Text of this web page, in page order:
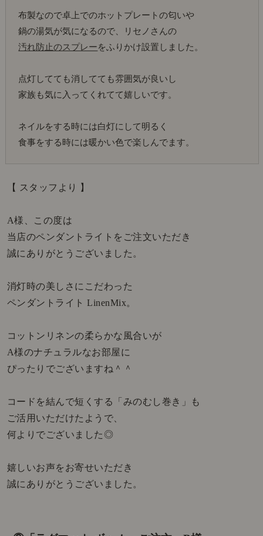
布製なので卓上でのホットプレートの匂いや
鍋の湯気が気になるので、リセノさんの
汚れ防止のスプレーをふりかけ設置しました。
点灯してても消してても雰囲気が良いし
家族も気に入ってくれてて嬉しいです。
ネイルをする時には白灯にして明るく
食事をする時には暖かい色で楽しんでます。
【 スタッフより 】
A様、この度は
当店のペンダントライトをご注文いただき
誠にありがとうございました。
消灯時の美しさにこだわった
ペンダントライト LinenMix。
コットンリネンの柔らかな風合いが
A様のナチュラルなお部屋に
ぴったりでございますね＾＾
コードを結んで短くする「みのむし巻き」も
ご活用いただけたようで、
何よりでございました◎
嬉しいお声をお寄せいただき
誠にありがとうございました。